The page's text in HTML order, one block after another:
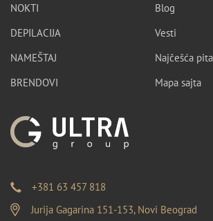
NOKTI
DEPILACIJA
NAMEŠTAJ
BRENDOVI
Blog
Vesti
Najčešća
Mapa sajta
+381 63 457 818
Jurija Gagarina 151-153, Novi Beograd